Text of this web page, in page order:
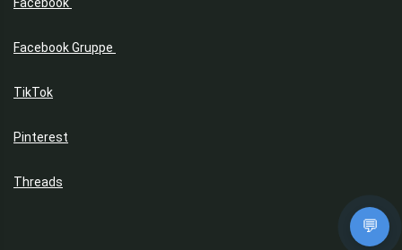
Facebook Gruppe
TikTok
Pinterest
Threads
💬